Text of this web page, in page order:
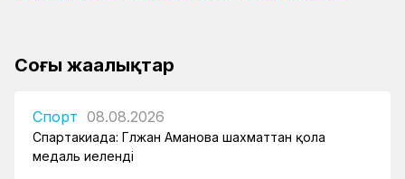
Соңғы жаңалықтар
Спорт 08.08.2026
Спартакиада: Гүлжан Аманова шахматтан қола
медаль иеленді